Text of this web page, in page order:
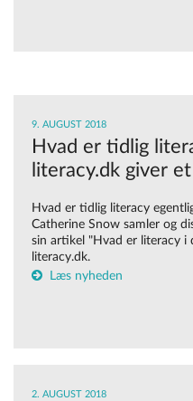
9. AUGUST 2018
Hvad er tidlig
literacy.dk giver
Hvad er tidlig literacy
Catherine Snow samler og
sin artikel "Hvad er literacy i
literacy.dk.
Læs nyheden
2. AUGUST 2018